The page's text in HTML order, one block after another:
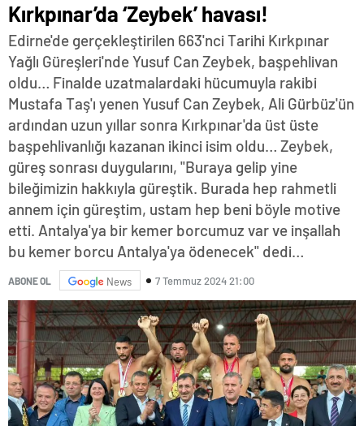
Kırkpınar’da ‘Zeybek’ havası!
Edirne'de gerçekleştirilen 663'nci Tarihi Kırkpınar
Yağlı Güreşleri'nde Yusuf Can Zeybek, başpehlivan
oldu… Finalde uzatmalardaki hücumuyla rakibi
Mustafa Taş'ı yenen Yusuf Can Zeybek, Ali Gürbüz'ün
ardından uzun yıllar sonra Kırkpınar'da üst üste
başpehlivanlığı kazanan ikinci isim oldu… Zeybek,
güreş sonrası duygularını, "Buraya gelip yine
bileğimizin hakkıyla güreştik. Burada hep rahmetli
annem için güreştim, ustam hep beni böyle motive
etti. Antalya'ya bir kemer borcumuz var ve inşallah
bu kemer borcu Antalya'ya ödenecek" dedi…
ABONE OL News 7 Temmuz 2024 21:00